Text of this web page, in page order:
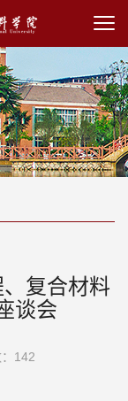
复合材料
谈会
142